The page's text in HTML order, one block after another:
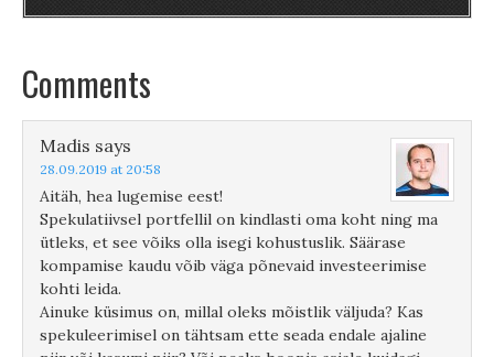
Comments
Madis says
28.09.2019 at 20:58
Aitäh, hea lugemise eest!
Spekulatiivsel portfellil on kindlasti oma koht ning ma
ütleks, et see võiks olla isegi kohustuslik. Säärase
kompamise kaudu võib väga põnevaid investeerimise
kohti leida.
Ainuke küsimus on, millal oleks mõistlik väljuda? Kas
spekuleerimisel on tähtsam ette seada endale ajaline